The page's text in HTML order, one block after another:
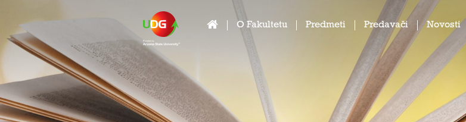
O Fakultetu Predmeti Predavači Novosti